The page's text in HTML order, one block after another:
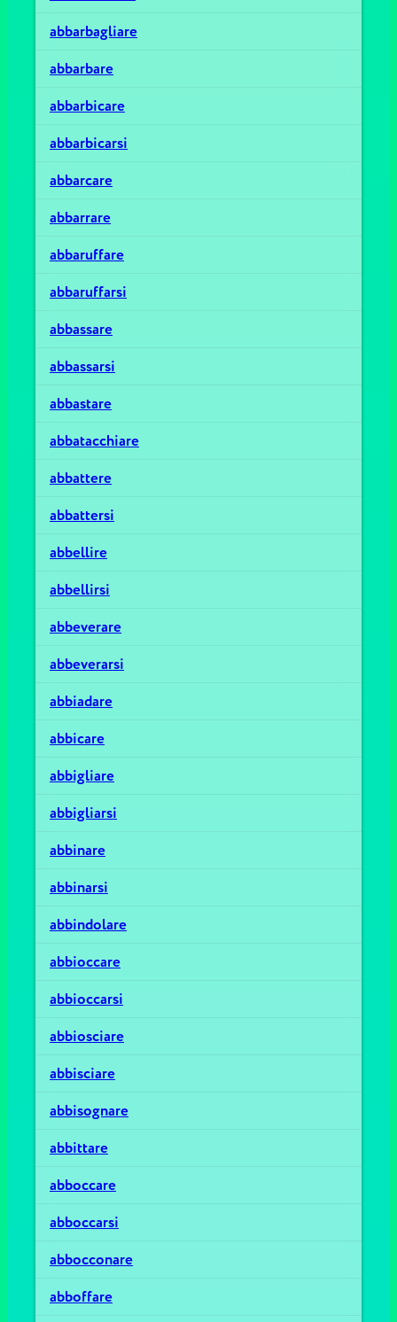
abbarbagliare
abbarbare
abbarbicare
abbarbicarsi
abbarcare
abbarrare
abbaruffare
abbaruffarsi
abbassare
abbassarsi
abbastare
abbatacchiare
abbattere
abbattersi
abbellire
abbellirsi
abbeverare
abbeverarsi
abbiadare
abbicare
abbigliare
abbigliarsi
abbinare
abbinarsi
abbindolare
abbioccare
abbioccarsi
abbiosciare
abbisciare
abbisognare
abbittare
abboccare
abboccarsi
abbocconare
abboffare